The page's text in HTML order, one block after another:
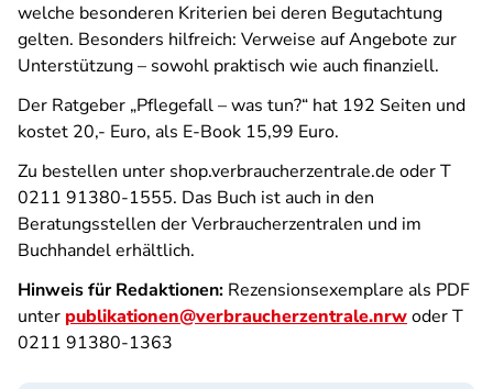
welche besonderen Kriterien bei deren Begutachtung
gelten. Besonders hilfreich: Verweise auf Angebote zur
Unterstützung – sowohl praktisch wie auch finanziell.
Der Ratgeber „Pflegefall – was tun?“ hat 192 Seiten und
kostet 20,- Euro, als E-Book 15,99 Euro.
Zu bestellen unter shop.verbraucherzentrale.de oder T
0211 91380-1555. Das Buch ist auch in den
Beratungsstellen der Verbraucherzentralen und im
Buchhandel erhältlich.
Hinweis für Redaktionen: Rezensionsexemplare als PDF
unter publikationen@verbraucherzentrale.nrwoder T
0211 91380-1363